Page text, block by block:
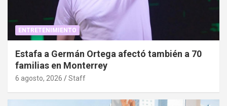
ENTRETENIMIENTO
Estafa a Germán Ortega afectó también a 70
familias en Monterrey
6 agosto, 2026 Staff